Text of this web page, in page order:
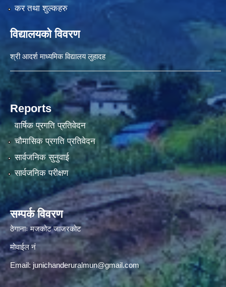
कर तथा शुल्कहरु
विद्यालयको विवरण
श्री आदर्श माध्यमिक विद्यालय लुहादह
Reports
वार्षिक प्रगति प्रतिवेदन
चौमासिक प्रगति प्रतिवेदन
सार्वजनिक सुनुवाई
सार्वजनिक परीक्षण
सम्पर्क विवरण
ठेगानाः मजकोट जाजरकोट
मोवाईल नं
Email:junichanderuralmun@gmail.com